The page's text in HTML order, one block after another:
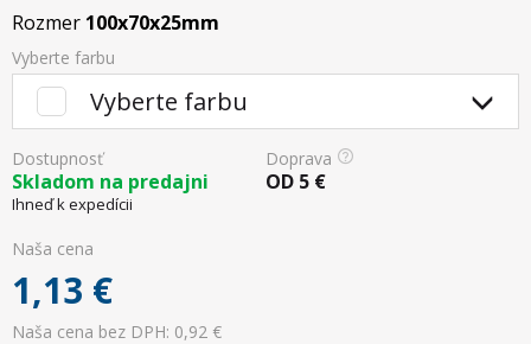
Rozmer 100x70x25mm
Vyberte farbu
Vyberte farbu
Dostupnosť Doprava
Skladom na predajni
Ihneď k expedícii
OD 5 €
Naša cena
1,13 €
Naša cena bez DPH: 0,92 €